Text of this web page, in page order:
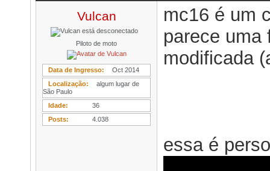
Vulcan
Piloto de moto
Data de Ingresso
Oct 2014
Localização
algum lugar de
São Paulo
Idade
36
Posts
4.038
mc16 é um
parece uma
modificada
essa é